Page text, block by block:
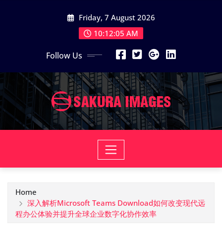
Friday, 7 August 2026
10:12:06 AM
Follow Us
Home
深入解析Microsoft Teams Download如何改变现代远
程办公体验并提升全球企业数字化协作效率